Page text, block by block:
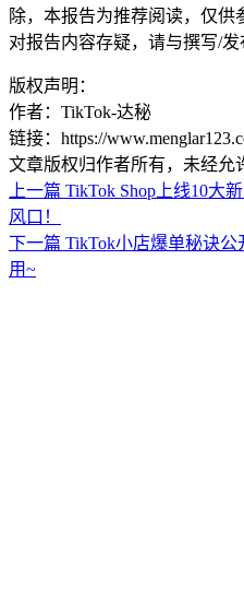
除，本报告为推荐阅读，仅供
对报告内容存疑，请与撰写/发
版权声明：
作者：TikTok-达秘
链接：https://
文章版权归作者所有，未经允
上一篇 TikTok Shop上线10大
风口！
下一篇 TikTok小店爆单秘诀公
用~